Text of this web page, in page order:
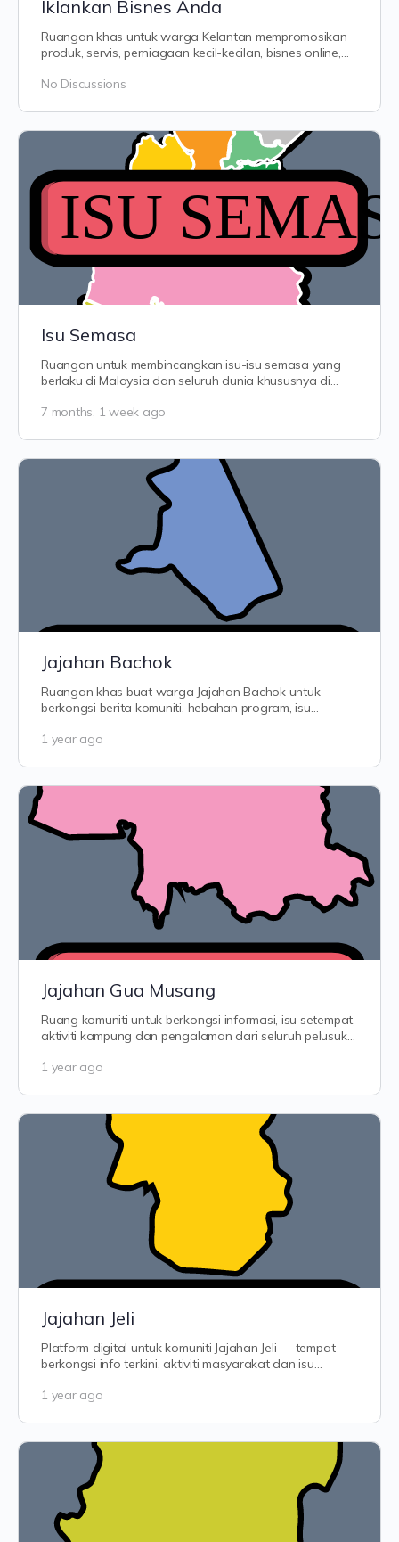
Iklankan Bisnes Anda
Ruangan khas untuk warga Kelantan mempromosikan
produk, servis, perniagaan kecil-kecilan, bisnes online,
No Discussions
Isu Semasa
Ruangan untuk membincangkan isu-isu semasa yang
berlaku di Malaysia dan seluruh dunia khususnya di
7 months, 1 week ago
Jajahan Bachok
Ruangan khas buat warga Jajahan Bachok untuk
berkongsi berita komuniti, hebahan program, isu
1 year ago
Jajahan Gua Musang
Ruang komuniti untuk berkongsi informasi, isu setempat,
aktiviti kampung dan pengalaman dari seluruh pelusuk
1 year ago
Jajahan Jeli
Platform digital untuk komuniti Jajahan Jeli — tempat
berkongsi info terkini, aktiviti masyarakat dan isu
1 year ago